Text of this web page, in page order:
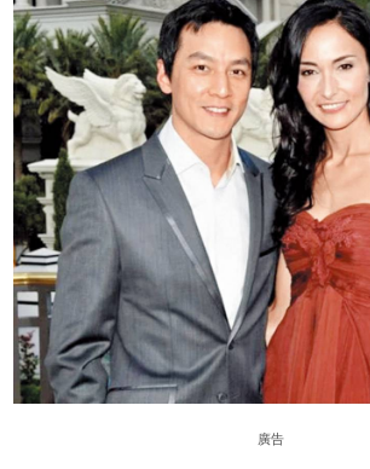
廣告